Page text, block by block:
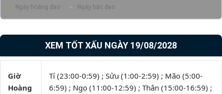
Ngày hoàng đạo Ngày hắc đạo
XEM TỐT XẤU NGÀY 19/08/2028
Giờ
Hoàng
Tí (23:00-0:59) ; Sửu (1:00-2:59) ; Mão (5:00-
6:59) ; Ngọ (11:00-12:59) ; Thân (15:00-16:59) ;